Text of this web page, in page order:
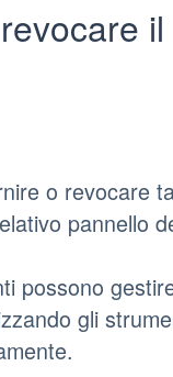
il
o revocare
pannello
possono
gli